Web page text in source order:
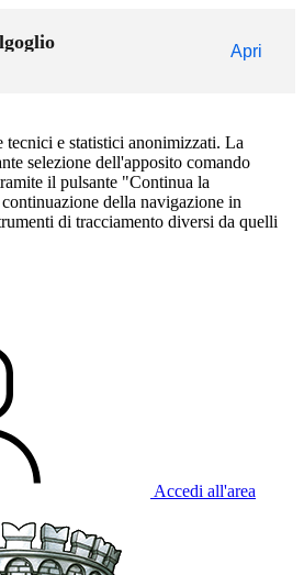
Apri
e statistici anonimizzati. La
selezione dell'apposito comando
il pulsante "Continua la
della navigazione in
di tracciamento diversi da quelli
Accedi all'area